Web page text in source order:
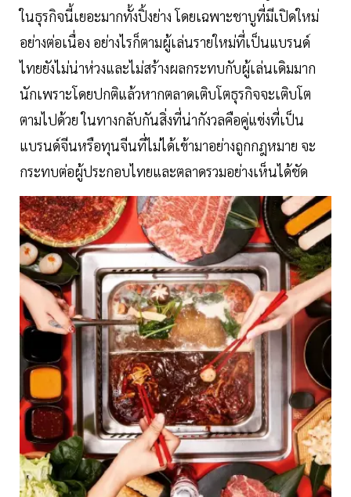
ในธุรกิจนี้เยอะมากทั้งปิ้งย่าง โดยเฉพาะชาบูที่มีเปิดใหม่
อย่างต่อเนื่อง อย่างไรก็ตามผู้เล่นรายใหม่ที่เป็นแบรนด์
ไทยยังไม่น่าห่วงและไม่สร้างผลกระทบกับผู้เล่นเดิมมาก
นักเพราะโดยปกติแล้วหากตลาดเติบโตธุรกิจจะเติบโต
ตามไปด้วย ในทางกลับกันสิ่งที่น่ากังวลคือคู่แข่งที่เป็น
แบรนด์จีนหรือทุนจีนที่ไม่ได้เข้ามาอย่างถูกกฎหมาย จะ
กระทบต่อผู้ประกอบไทยและตลาดรวมอย่างเห็นได้ชัด